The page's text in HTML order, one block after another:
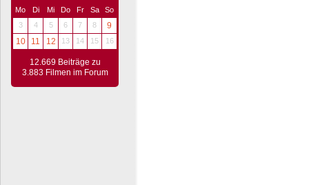
Mo Di Mi Do Fr Sa
So
3
4 5 6 7 8
9
10
11 12 13 14 15 16
12.669 Beiträge zu
3.883 Filmen im Forum